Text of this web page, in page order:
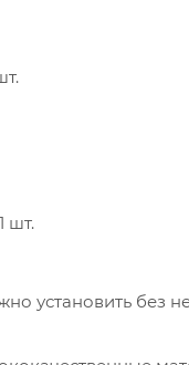
шт.
установить без